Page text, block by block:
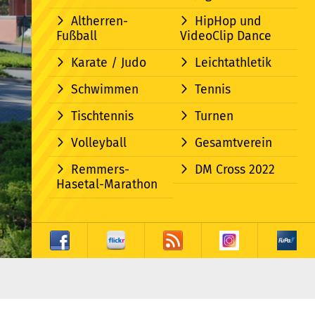
Altherren-
Fußball
HipHop und
VideoClip Dance
Karate / Judo
Leichtathletik
Schwimmen
Tennis
Tischtennis
Turnen
Volleyball
Gesamtverein
Remmers-
Hasetal-Marathon
DM Cross 2022